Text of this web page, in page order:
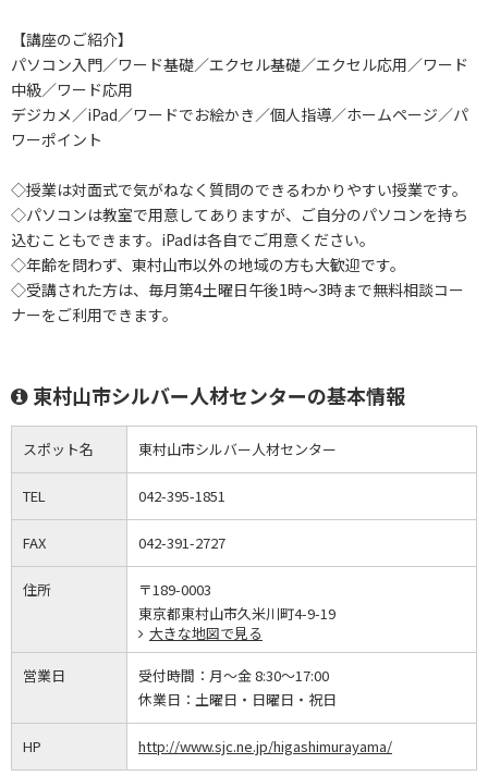
【講座のご紹介】
パソコン入門／ワード基礎／エクセル基礎／エクセル応用／ワード
中級／ワード応用
デジカメ／iPad／ワードでお絵かき／個人指導／ホームページ／パ
ワーポイント
◇授業は対面式で気がねなく質問のできるわかりやすい授業です。
◇パソコンは教室で用意してありますが、ご自分のパソコンを持ち
込むこともできます。iPadは各自でご用意ください。
◇年齢を問わず、東村山市以外の地域の方も大歓迎です。
◇受講された方は、毎月第4土曜日午後1時～3時まで無料相談コー
ナーをご利用できます。
東村山市シルバー人材センターの基本情報
スポット名 東村山市シルバー人材センター
TEL 042-395-1851
FAX 042-391-2727
住所
〒189-0003
東京都東村山市久米川町4-9-19
大きな地図で見る
営業日 受付時間： 月～金 8:30～17:00
休業日： 土曜日・日曜日・祝日
HP http://www.sjc.ne.jp/higashimurayama/